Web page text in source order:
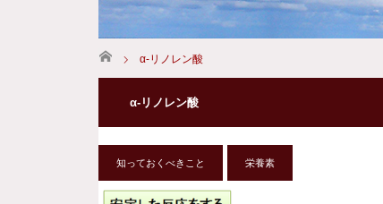
ホーム α-リノレン酸
α-リノレン酸
知っておくべきこと 栄養素